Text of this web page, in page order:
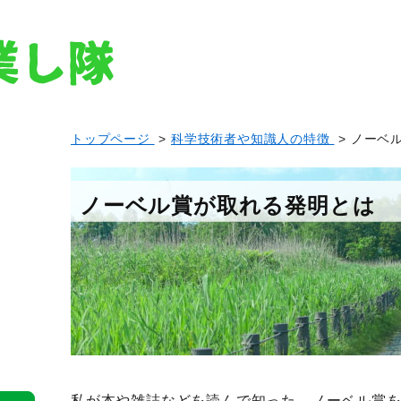
トップページ >科学技術者や知識人の特徴 > ノーベ
ノーベル賞が取れる発明とは